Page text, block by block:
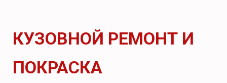
КУЗОВНОЙ РЕМОНТ И
ПОКРАСКА